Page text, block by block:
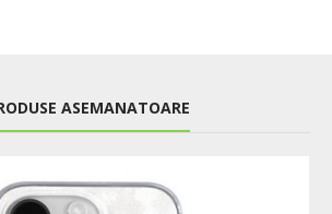
ASEMANATOARE